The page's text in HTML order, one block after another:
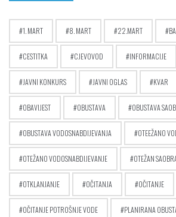
1. MART 8. MART 22.MART
CESTITKA CJEVOVOD INFORMACIJE
JAVNI KONKURS JAVNI OGLAS KVAR
OBAVIJEST OBUSTAVA OBUSTAVA
OBUSTAVA VODOSNABDIJEVANJA OTEEŽANO
OTEŽANO VODOSNABDIJEVANJE OTEŽAN
OTKLANJANJE OČITANJA OČITANJE
OČITANJE POTROŠNJE VODE PLANIRANA